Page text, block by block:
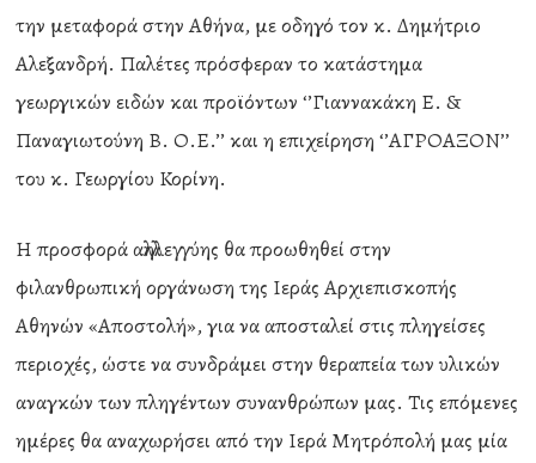
την μεταφορά στην Αθήνα, με οδηγό τον κ. Δημήτριο
Αλεξανδρή. Παλέτες πρόσφεραν το κατάστημα
γεωργικών ειδών και προϊόντων ‘’Γιαννακάκη Ε. &
Παναγιωτούνη Β. Ο.Ε.’’ και η επιχείρηση ‘’ΑΓΡΟΑΞΟΝ’’
του κ. Γεωργίου Κορίνη.
Η προσφορά αλληλεγγύης θα προωθηθεί στην
φιλανθρωπική οργάνωση της Ιεράς Αρχιεπισκοπής
Αθηνών «Αποστολή», για να αποσταλεί στις πληγείσες
περιοχές, ώστε να συνδράμει στην θεραπεία των υλικών
αναγκών των πληγέντων συνανθρώπων μας. Τις επόμενες
ημέρες θα αναχωρήσει από την Ιερά Μητρόπολή μας μία